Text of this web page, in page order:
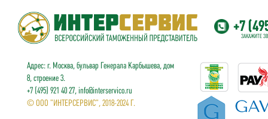
+7
ЗАКАЖИТЕ
Адрес: г. Москва, бульвар Генерала Карбышева, дом
8, строение 3.
+7 (495) 921 40 27, info@interservico.ru
© ООО "ИНТЕРСЕРВИС", 2018-2024 Г.